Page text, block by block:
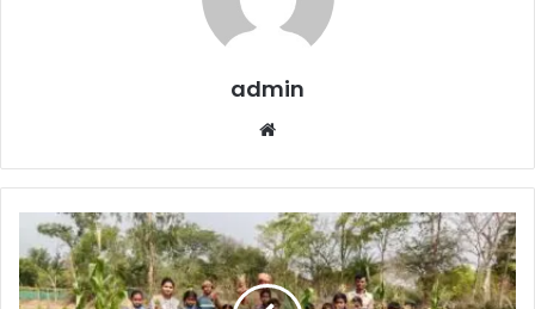
admin
Mavaliguda
School
:
बंजर